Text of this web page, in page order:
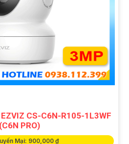
EZVIZ CS-C6N-R105-1L3WF
(C6N PRO)
Mại: 900,000 ₫